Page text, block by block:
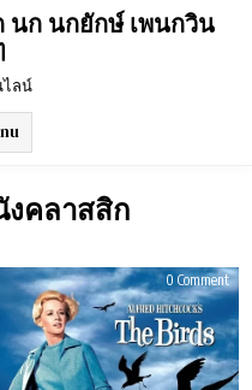
นก นกยักษ์ เพนกวิน
ลน์
งคลาสสิก
0 Commenton
รีวิว
The
–
นก